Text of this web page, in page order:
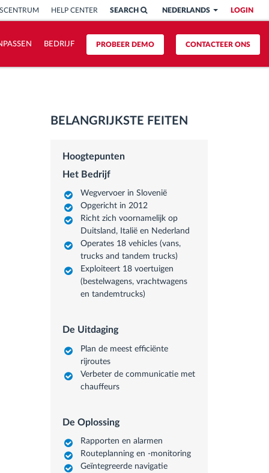
LOGIN
NEDERLANDS
SEARCH
HELP CENTER
CONTACTEER ONS
PROBEER DEMO
BEDRIJF
BELANGRIJKSTE FEITEN
Hoogtepunten
Het Bedrijf
Wegvervoer in Slovenië
Opgericht in 2012
Richt zich voornamelijk op
Duitsland, Italië en Nederland
Operates 18 vehicles (vans,
trucks and tandem trucks)
Exploiteert 18 voertuigen
(bestelwagens, vrachtwagens
en tandemtrucks)
De Uitdaging
Plan de meest efficiënte
rijroutes
Verbeter de communicatie met
chauffeurs
De Oplossing
Rapporten en alarmen
Routeplanning en -monitoring
Geïntegreerde navigatie